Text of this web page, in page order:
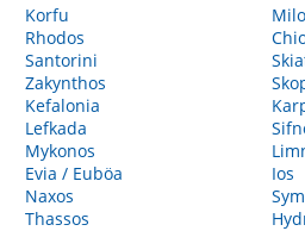
Korfu
Rhodos
Santorini
Zakynthos
Kefalonia
Lefkada
Mykonos
Evia / Euböa
Naxos
Thassos
Ios